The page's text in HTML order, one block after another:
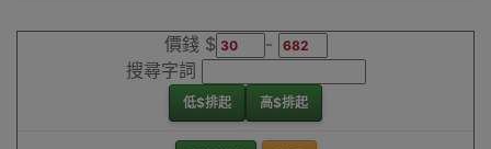
價錢 $
-
搜尋字詞
低$排起 高$排起